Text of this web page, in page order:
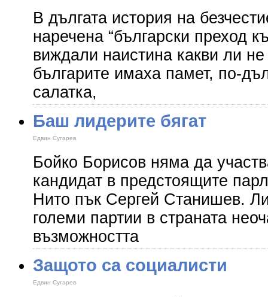
В дългата история на
наречена “български преход
виждали наистина какви ли
българите имаха памет, по-
салатка,
Баш лидерите бягат
Едвин Сугарев
Бойко Борисов няма да
кандидат в предстоящите
Нито пък Сергей Станишев.
големи партии в страната
възможността
Защото са социалисти
Едвин Сугарев